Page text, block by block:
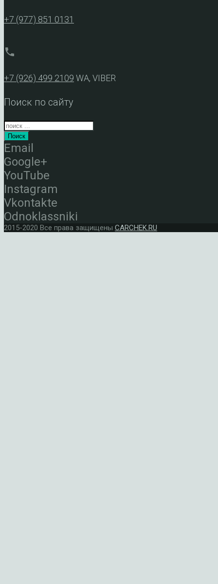
+7 (977) 851 0131
phone
+7 (926) 499 2109 WA, VIBER
Поиск по сайту
Поиск
Email
Google+
YouTube
Instagram
Vkontakte
Odnoklassniki
2015-2020 Все права защищены CARCHEK.RU